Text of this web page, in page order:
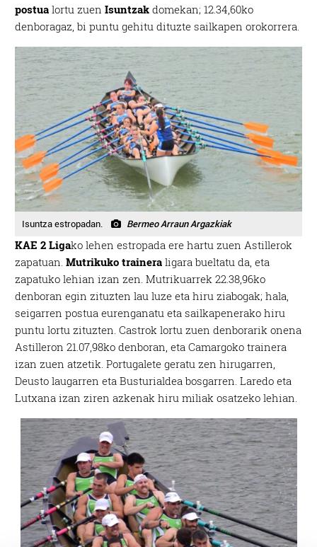
postua lortu zuenIsuntzak domekan; 12.34,60ko
denboragaz, bi puntu gehitu dituzte sailkapen orokorrera.
Isuntza estropadan. Bermeo Arraun Argazkiak
KAE 2 Ligako lehen estropada ere hartu zuen Astillerok
zapatuan.Mutrikuko trainera ligara bueltatu da, eta
zapatuko lehian izan zen. Mutrikuarrek 22.38,96ko
denboran egin zituzten lau luze eta hiru ziabogak; hala,
seigarren postua eurenganatu eta sailkapenerako hiru
puntu lortu zituzten. Castrok lortu zuen denborarik onena
Astilleron 21.07,98ko denboran, eta Camargoko trainera
izan zuen atzetik. Portugalete geratu zen hirugarren,
Deusto laugarren eta Busturialdea bosgarren. Laredo eta
Lutxana izan ziren azkenak hiru miliak osatzeko lehian.